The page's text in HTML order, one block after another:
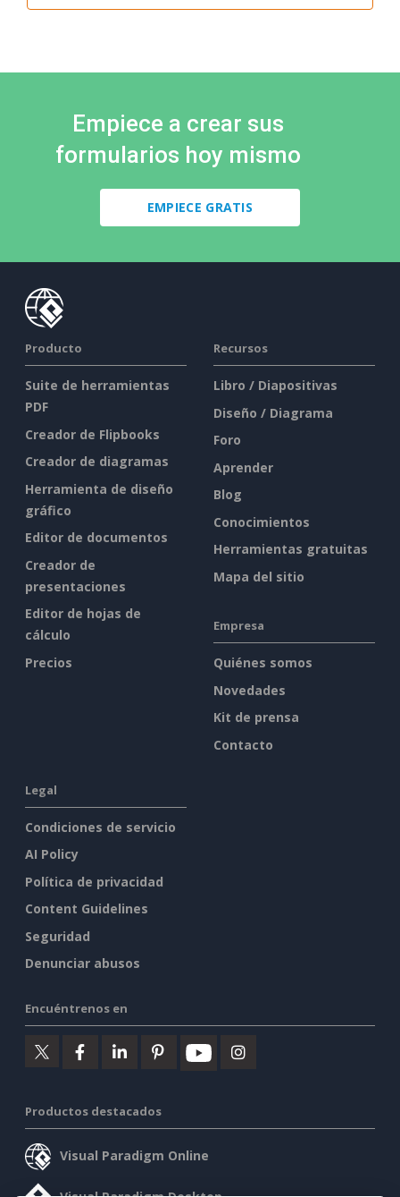
Empiece a crear sus
formularios hoy mismo
EMPIECE GRATIS
Producto
Suite de herramientas
PDF
Creador de Flipbooks
Creador de diagramas
Herramienta de diseño
gráfico
Editor de documentos
Creador de
presentaciones
Editor de hojas de
cálculo
Precios
Recursos
Libro / Diapositivas
Diseño / Diagrama
Foro
Aprender
Blog
Conocimientos
Herramientas gratuitas
Mapa del sitio
Empresa
Quiénes somos
Novedades
Kit de prensa
Contacto
Legal
Condiciones de servicio
AI Policy
Política de privacidad
Content Guidelines
Seguridad
Denunciar abusos
Encuéntrenos en
Productos destacados
Visual Paradigm Online